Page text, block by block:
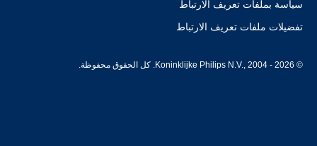
سياسة بملفات تعريف الارتباط
تفضيلات ملفات تعريف الارتباط
© Koninklijke Philips N.V., 2004 - 2026. كل الحقوق محفوظة.